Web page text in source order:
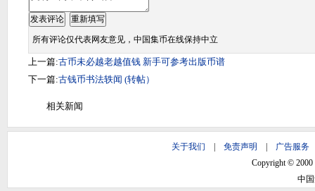
所有评论仅代表网友意见，中国集币在线保持中立
上一篇:古币未必越老越值钱 新手可参考出版币谱
下一篇:古钱币书法轶闻 (转帖）
相关新闻
关于我们 免责声明 广告服务
Copyright © 2000
中